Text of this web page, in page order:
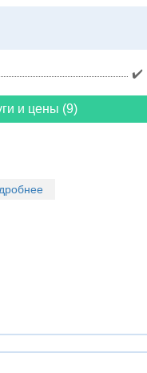
✔️
и цены (9)